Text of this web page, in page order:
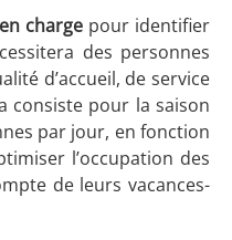
charge pour identifier
des personnes
d’accueil, de service
consiste pour la saison
par jour, en fonction
l’occupation des
de leurs vacances-